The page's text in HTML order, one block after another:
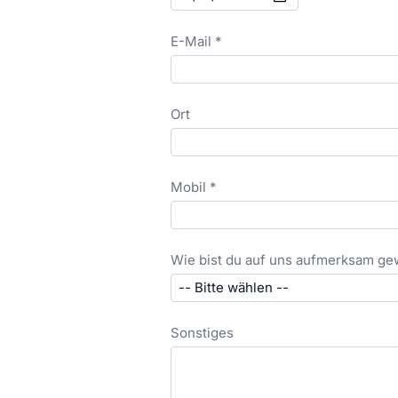
E-Mail *
Ort
Mobil *
Wie bist du auf uns aufmerksam
Sonstiges